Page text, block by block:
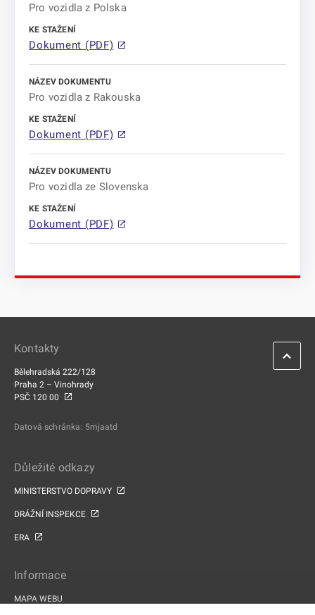
Pro vozidla z Polska
Dokument (PDF)
Pro vozidla z Rakouska
Dokument (PDF)
Pro vozidla ze Slovenska
Dokument (PDF)
Kontakty
Bělehradská 222/128
Praha 2 – Vinohrady
PSČ 120 00
Datová schránka: 5mjaatd
Důležité odkazy
MINISTERSTVO DOPRAVY
DRÁŽNÍ INSPEKCE
ERA
Informace
MAPA WEBU